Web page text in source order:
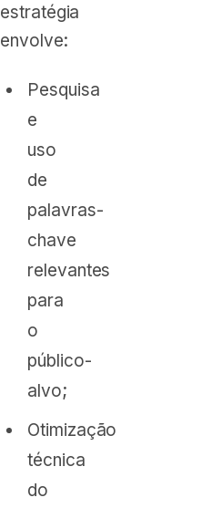
estratégia
envolve:
Pesquisa
e
uso
de
palavras-
chave
relevantes
para
o
público-
alvo;
Otimização
técnica
do